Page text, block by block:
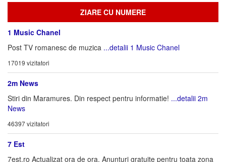
ZIARE CU NUMERE
1 Music Chanel
Post TV romanesc de muzica ...detalii 1 Music Chanel
17019 vizitatori
2m News
Stiri din Maramures. Din respect pentru informatie! ...detalii 2m
News
46397 vizitatori
7 Est
7est.ro Actualizat ora de ora. Anunturi gratuite pentru toata zona